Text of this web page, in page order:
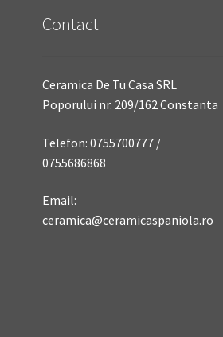
Contact
Ceramica De Tu Casa SRL
Poporului nr. 209/162 Constanta
Telefon: 0755700777 /
0755686868
Email:
ceramica@ceramicaspaniola.ro